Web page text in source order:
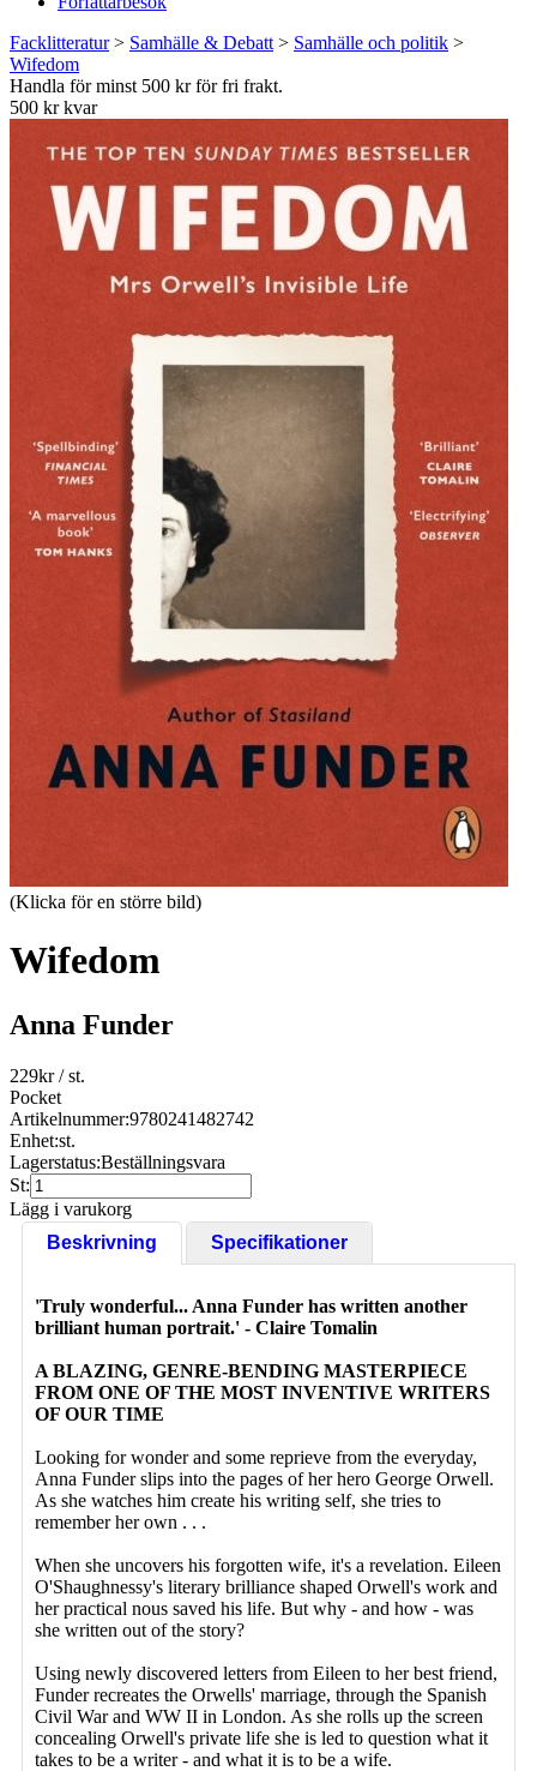
Facklitteratur> Samhälle & Debatt > Samhälle och politik >
Wifedom
Handla för minst 500 kr för fri frakt.
500 kr kvar
(Klicka för en större bild)
Wifedom
Anna Funder
229kr/ st.
Pocket
Artikelnummer:9780241482742
Enhet:st.
Lagerstatus:Beställningsvara
St:
Lägg i varukorg
Beskrivning
Specifikationer
'Truly wonderful... Anna Funder has written another
brilliant human portrait.' - Claire Tomalin
A BLAZING, GENRE-BENDING MASTERPIECE
FROM ONE OF THE MOST INVENTIVE WRITERS
OF OUR TIME
Looking for wonder and some reprieve from the everyday,
Anna Funder slips into the pages of her hero George Orwell.
As she watches him create his writing self, she tries to
remember her own . . .
When she uncovers his forgotten wife, it's a revelation. Eileen
O'Shaughnessy's literary brilliance shaped Orwell's work and
her practical nous saved his life. But why - and how - was
she written out of the story?
Using newly discovered letters from Eileen to her best friend,
Funder recreates the Orwells' marriage, through the Spanish
Civil War and WW II in London. As she rolls up the screen
concealing Orwell's private life she is led to question what it
takes to be a writer - and what it is to be a wife.